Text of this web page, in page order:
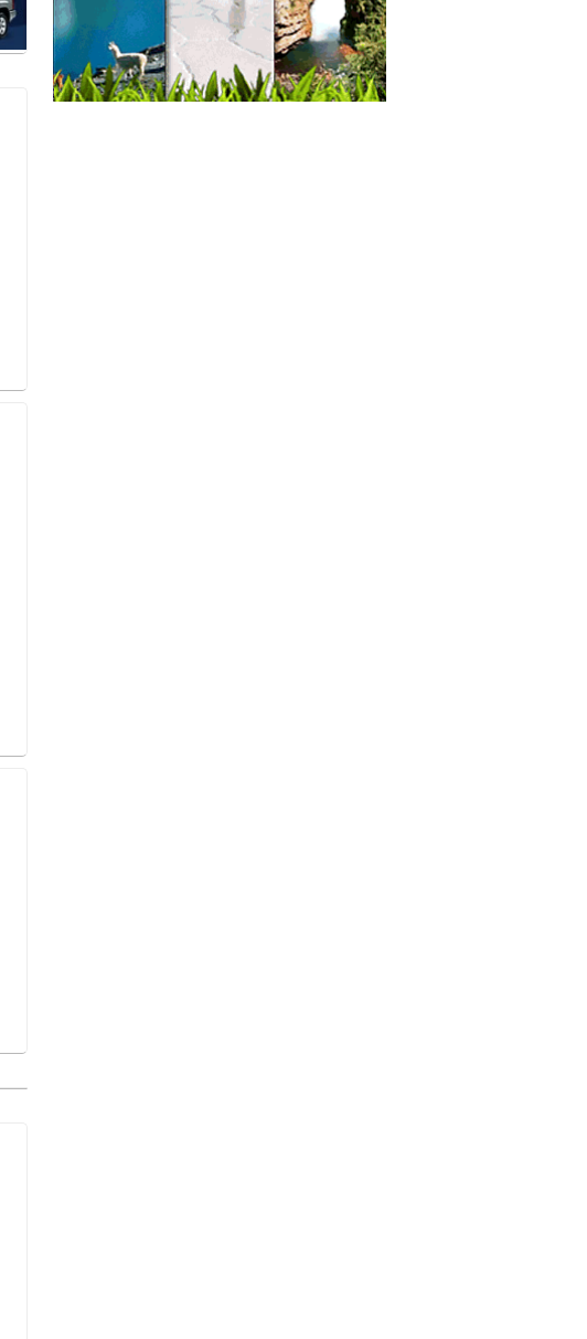
Agencia Despachante de Aduana
Agentes Despachadores de Aduanas
Despachantes Aduaneros
Despachantes de Aduana